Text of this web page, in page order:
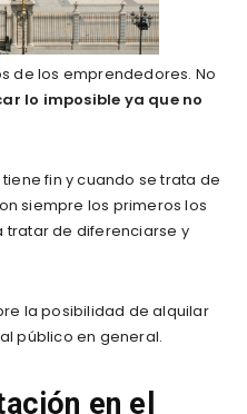
de los emprendedores. No
lo imposible ya que no
fin y cuando se trata de
siempre los primeros los
tratar de diferenciarse y
la posibilidad de alquilar
público en general.
en el